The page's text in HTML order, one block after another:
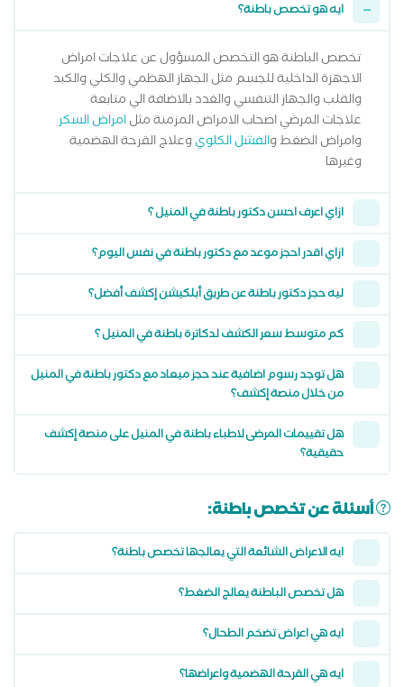
ايه هو تخصص باطنة؟
تخصص الباطنة هو التخصص المسؤول عن علاجات امراض
الاجهزة الداخلية للجسم مثل الجهاز الهظمي والكلي والكبد
والقلب والجهاز التنفسي والغدد بالاضافة الي متابعة
علاجات المرضي اصحاب الامراض المزمنة مثلامراض السكر
وامراض الضغط والفشل الكلويوعلاج القرحة الهضمية
وغيرها
ازاي اعرف احسن دكتور باطنة في المنيل ؟
ازاي اقدر احجز موعد مع دكتور باطنة في نفس اليوم؟
ليه حجز دكتور باطنة عن طريق أبلكيشن إكشف أفضل؟
كم متوسط سعر الكشف لدكاترة باطنة في المنيل ؟
هل توجد رسوم اضافية عند حجز ميعاد مع دكتور باطنة في المنيل
من خلال منصة إكشف؟
هل تقييمات المرضى لاطباء باطنة في المنيل على منصة إكشف
حقيقية؟
أسئلة عن تخصص باطنة:
ايه الاعراض الشائعة التي يعالجها تخصص باطنة؟
هل تخصص الباطنة يعالج الضغط؟
ايه هي اعراض تضخم الطحال؟
ايه هي القرحة الهضمية واعراضها؟